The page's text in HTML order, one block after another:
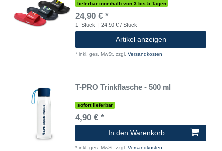
lieferbar innerhalb von 3 bis 5 Tagen
24,90 € *
1 Stück | 24,90 € / Stück
Artikel anzeigen
* inkl. ges. MwSt. zzgl. Versandkosten
T-PRO Trinkflasche - 500 ml
sofort lieferbar
4,90 € *
In den Warenkorb
* inkl. ges. MwSt. zzgl. Versandkosten